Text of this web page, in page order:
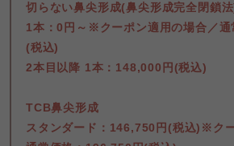
切らない鼻尖形成(鼻尖形成完全閉鎖
1本：0円～※クーポン適用の場合／通
(税込)
2本目以降 1本：148,000円(税込)
TCB鼻尖形成
スタンダード：146,750円(税込)※ク